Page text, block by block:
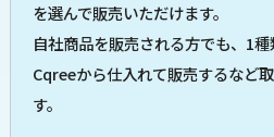
を選んで販売いただけます。
自社商品を販売される方でも、1
Cqreeから仕入れて販売するなど
す。